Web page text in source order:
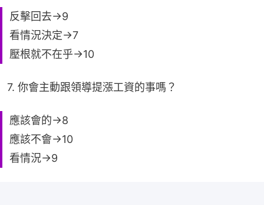
反擊回去→9
看情況決定→7
壓根就不在乎→10
7. 你會主動跟領導提漲工資的事嗎？
應該會的→8
應該不會→10
看情況→9